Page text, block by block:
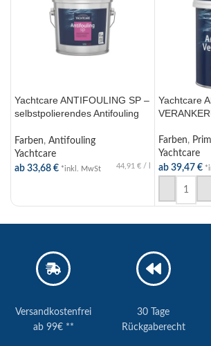
Yachtcare ANTIFOULING SP –
selbstpolierendes Antifouling
Farben, Antifouling
Yachtcare
ab 33,68 € *inkl. MwSt 44,91 € /
Yachtcare
Farben,
Yachtcare
ab 39,47 €
Versandkostenfrei
ab 99€ **
30 Tage
Rückgaberecht